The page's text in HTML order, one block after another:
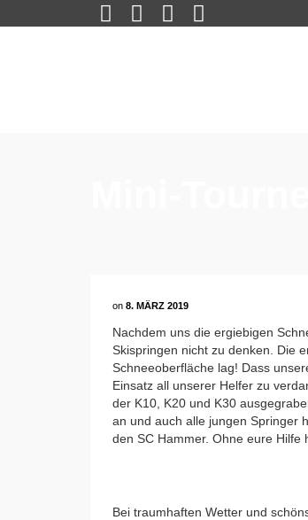
on 8. MÄRZ 2019
Nachdem uns die ergiebigen
Skispringen nicht zu denken. Die
Schneeoberfläche lag! Dass
Einsatz all unserer Helfer zu
der K10, K20 und K30
an und auch alle jungen Springer
den SC Hammer. Ohne eure Hilfe
Bei traumhaften Wetter und